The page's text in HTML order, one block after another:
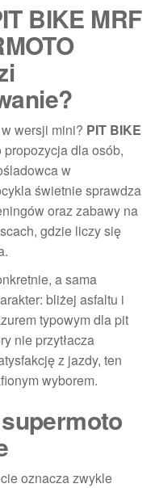
BIKE MRF
wersji mini? PIT BIKE
propozycja dla osób,
w
świetnie sprawdza
oraz zabawy na
gdzie liczy się
a sama
bliżej asfaltu i
typowym dla pit
nie przytłacza
z jazdy, ten
wyborem.
oznacza zwykle